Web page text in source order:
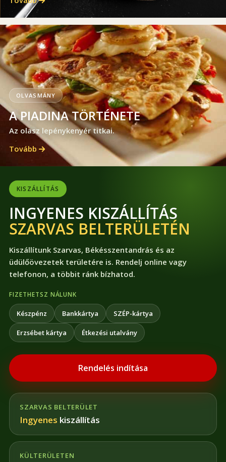
OLVASMÁNY
A PIADINA TÖRTÉNETE
Az olasz lepénykenyér titkai.
Tovább
KISZÁLLÍTÁS
INGYENES KISZÁLLÍTÁS
SZARVAS BELTERÜLETÉN
Kiszállítunk Szarvas, Békésszentandrás és az
üdülőövezetek területére is. Rendelj online vagy
telefonon, a többit ránk bízhatod.
FIZETHETSZ NÁLUNK
Készpénz Bankkártya SZÉP-kártya
Erzsébet kártya Étkezési utalvány
Rendelés indítása
SZARVAS BELTERÜLET
Ingyenes kiszállítás
KÜLTERÜLETEN